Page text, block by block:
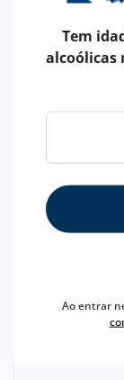
DOCES
DOCE DE
Tem
alcoólicas
Ao entrar